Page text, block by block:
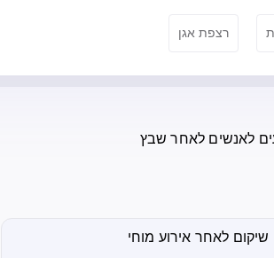
רצפת אגן
לאנשים לאחר שבץ